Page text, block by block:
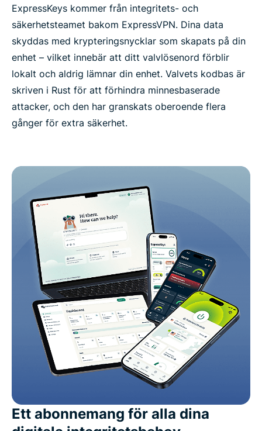
ExpressKeys kommer från integritets- och
säkerhetsteamet bakom ExpressVPN. Dina data
skyddas med krypteringsnycklar som skapats på din
enhet – vilket innebär att ditt valvlösenord förblir
lokalt och aldrig lämnar din enhet. Valvets kodbas är
skriven i Rust för att förhindra minnesbaserade
attacker, och den har granskats oberoende flera
gånger för extra säkerhet.
Ett abonnemang för alla dina